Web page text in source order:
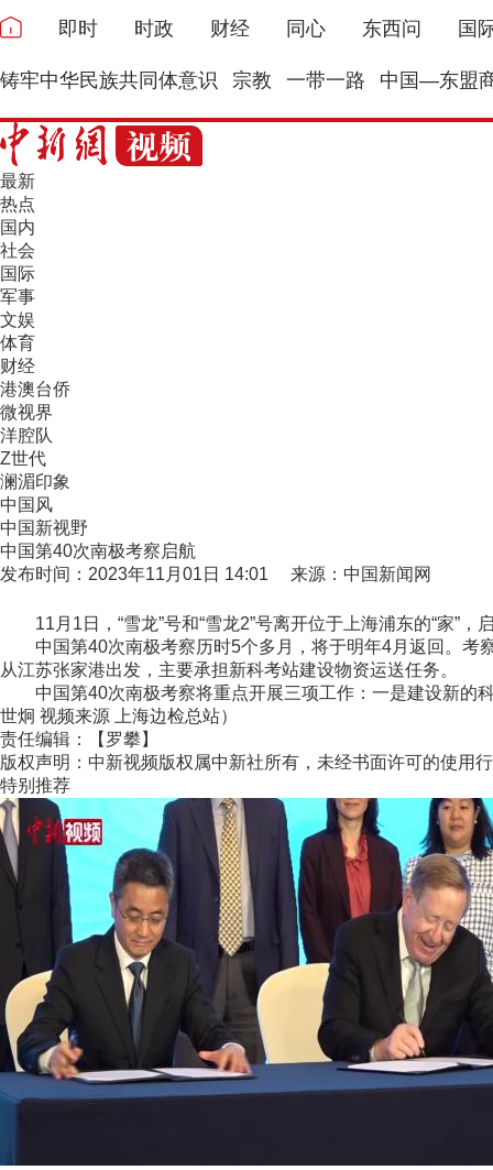
即时 时政 财经 同心 东西问 国
铸牢中华民族共同体意识 宗教 一带一路 中国—东盟
最新
热点
国内
社会
国际
军事
文娱
体育
财经
港澳台侨
微视界
洋腔队
Z世代
澜湄印象
中国风
中国新视野
中国第40次南极考察启航
发布时间：2023年11月01日 14:01 来源：中国新闻网
11月1日，“雪龙”号和“雪龙2”号离开位于上海浦东的“家”，
中国第40次南极考察历时5个多月，将于明年4月返回。考察
从江苏张家港出发，主要承担新科考站建设物资运送任务。
中国第40次南极考察将重点开展三项工作：一是建设新的科
世炯 视频来源 上海边检总站）
责任编辑：【罗攀】
版权声明：中新视频版权属中新社所有，未经书面许可的使用
特别推荐